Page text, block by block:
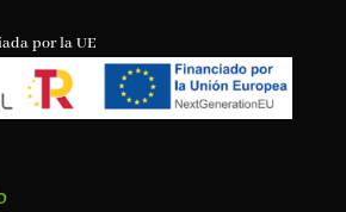
por la UE